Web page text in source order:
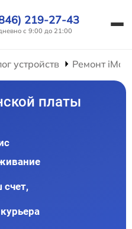
219-27-43
с 9:00 до 21:00
устройств Ремонт iMac
платы
счет,